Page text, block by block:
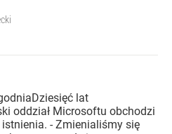
lat
oddział Microsoftu obchodzi
- Zmienialiśmy się